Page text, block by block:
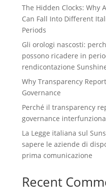
The Hidden Clocks: Why
Can Fall Into Different
Periods
Gli orologi nascosti:
possono ricadere in
rendicontazione
Why Transparency
Governance
Perché il transparency
governance
La Legge italiana sul
sapere le aziende di
prima comunicazione
Recent